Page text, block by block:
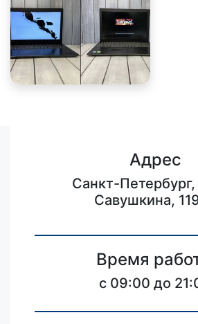
Адрес
Санкт-Петербург,
Савушкина,
Время
c 09:00 до